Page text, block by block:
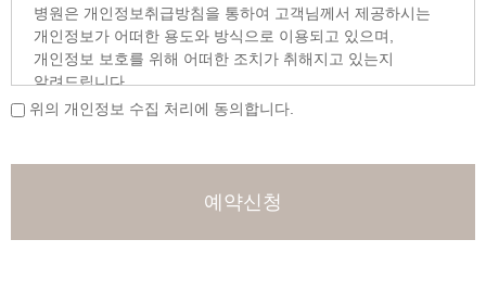
병원은 개인정보취급방침을 통하여 고객님께서 제공하시는
개인정보가 어떠한 용도와 방식으로 이용되고 있으며,
개인정보 보호를 위해 어떠한 조치가 취해지고 있는지
알려드립니다.
과정에서 다음 정보들이 자동으로 생성되어 수집될 수
ο 수집항목
위의 개인정보 수집 처리에 동의합니다.
예약신청